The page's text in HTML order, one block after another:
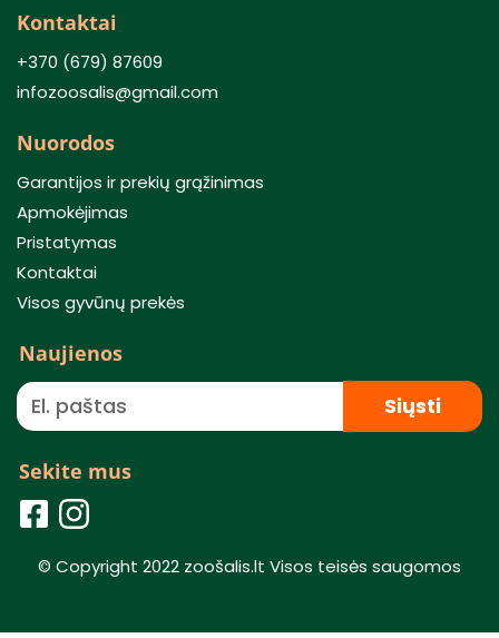
Kontaktai
+370 (679) 87609
infozoosalis@gmail.com
Nuorodos
Garantijos ir prekių grąžinimas
Apmokėjimas
Pristatymas
Kontaktai
Visos gyvūnų prekės
Naujienos
Siųsti
Sekite mus
© Copyright 2022 zoošalis.lt Visos teisės saugomos